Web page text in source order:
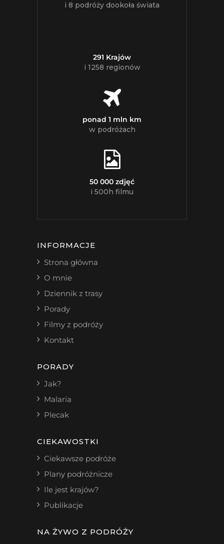
i 8 podróży dookoła świata
291 Krajów
i 1258 regionów
ponad 1 mln km
w podróżach
50 000 zdjęć
i 500h filmu
INFORMACJE
Strona główna
O mnie
Dziennik z trasy
Porady
Filmy z podróży
Kontakt
PORADY
Jak?
Malaria
Plecak
CIEKAWOSTKI
Ciekawsze podróże
Plany podróżnicze
Ile jest krajów?
Publikacje
NA ŻYWO Z PODRÓŻY